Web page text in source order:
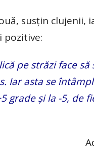
susțin
pozitive:
pe străzi face
Iar asta se
grade și la -5, de